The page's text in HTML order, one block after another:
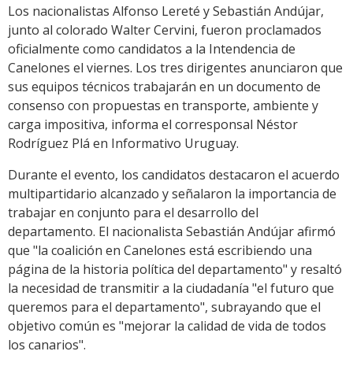
Link
Los nacionalistas Alfonso Lereté y Sebastián Andújar,
junto al colorado Walter Cervini, fueron proclamados
oficialmente como candidatos a la Intendencia de
Canelones el viernes. Los tres dirigentes anunciaron que
sus equipos técnicos trabajarán en un documento de
consenso con propuestas en transporte, ambiente y
carga impositiva, informa el corresponsal Néstor
Rodríguez Plá en Informativo Uruguay.
Durante el evento, los candidatos destacaron el acuerdo
multipartidario alcanzado y señalaron la importancia de
trabajar en conjunto para el desarrollo del
departamento. El nacionalista Sebastián Andújar afirmó
que "la coalición en Canelones está escribiendo una
página de la historia política del departamento" y resaltó
la necesidad de transmitir a la ciudadanía "el futuro que
queremos para el departamento", subrayando que el
objetivo común es "mejorar la calidad de vida de todos
los canarios".